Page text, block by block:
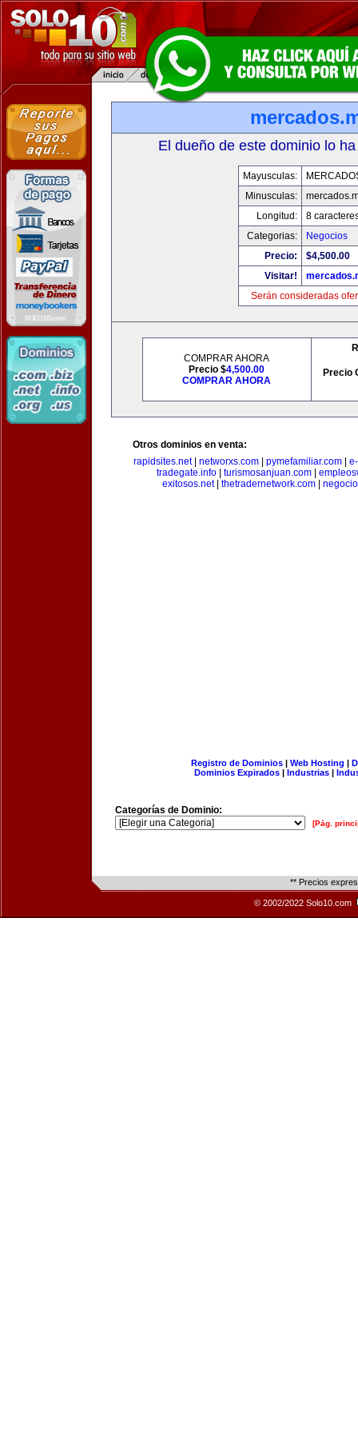
El dueño de este dominio lo
Mayusculas:
Minusculas:
Longitud:
8
Categorias:
Negocios
Precio:
$4,500.00
Visitar!
Serán consideradas
COMPRAR AHORA
Precio $4,500.00
COMPRAR AHORA
Precio
Otros dominios en venta:
rapidsites.net| networxs.com| pymefamiliar.com|
tradegate.info| turismosanjuan.com|
exitosos.net| thetradernetwork.com|
Registro de Dominios| Web Hosting |
Dominios Expirados | Industrias |
Categorías de Dominio:
[Pág.
** Precios
© 2002/2022 Solo10.com